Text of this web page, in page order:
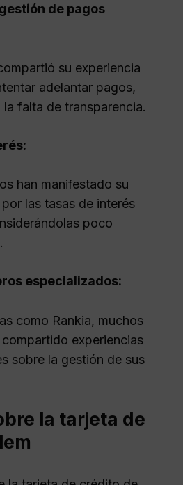
de pagos
su experiencia
adelantar pagos,
falta de transparencia.
han manifestado su
las tasas de interés
poco
especializados:
como Rankia, muchos
experiencias
sobre la gestión de sus
la tarjeta de